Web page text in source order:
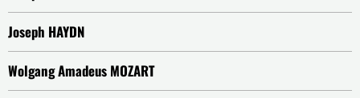
Joseph HAYDN
Wolgang Amadeus MOZART